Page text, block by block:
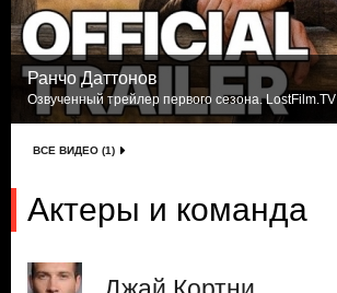
Ранчо Даттонов
Озвученный трейлер первого сезона. LostFilm.TV
ВСЕ ВИДЕО (1)
Актеры и команда